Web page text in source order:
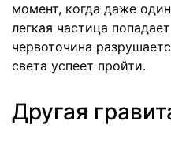
момент, когда даже
легкая частица
червоточина
света успеет пройти.
Другая